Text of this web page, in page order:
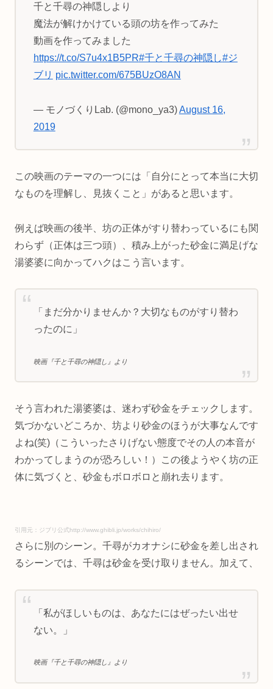
千と千尋の神隠しより
魔法が解けかけている頭の坊を作ってみた
動画を作ってみました
https://t.co/S7u4x1B5PR#千と千尋の神隠し#ジ
ブリ pic.twitter.com/675BUzO8AN
— モノづくりLab. (@mono_ya3)August 16,
2019
この映画のテーマの一つには「自分にとって本当に大切
なものを理解し、見抜くこと」があると思います。
例えば映画の後半、坊の正体がすり替わっているにも関
わらず（正体は三つ頭）、積み上がった砂金に満足げな
湯婆婆に向かってハクはこう言います。
「まだ分かりませんか？大切なものがすり替わ
ったのに」
映画『千と千尋の神隠し』より
そう言われた湯婆婆は、迷わず砂金をチェックします。
気づかないどころか、坊より砂金のほうが大事なんです
よね(笑)（こういったさりげない態度でその人の本音が
わかってしまうのが恐ろしい！）この後ようやく坊の正
体に気づくと、砂金もボロボロと崩れ去ります。
引用元：ジブリ公式http://www.ghibli.jp/works/chihiro/
さらに別のシーン。千尋がカオナシに砂金を差し出され
るシーンでは、千尋は砂金を受け取りません。加えて、
「私がほしいものは、あなたにはぜったい出せ
ない。」
映画『千と千尋の神隠し』より